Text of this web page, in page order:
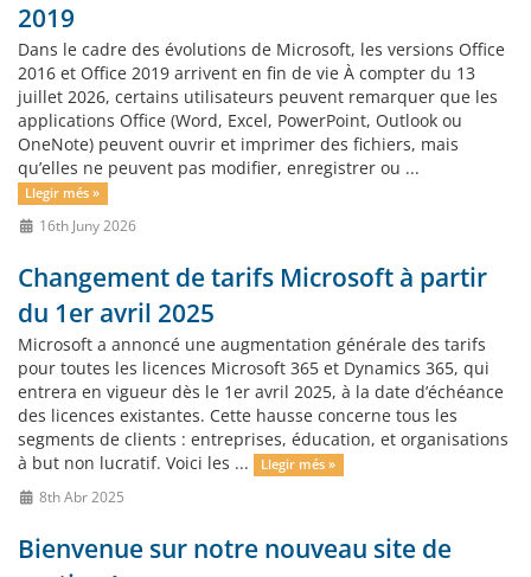
2019
Dans le cadre des évolutions de Microsoft, les versions Office
2016 et Office 2019 arrivent en fin de vie À compter du 13
juillet 2026, certains utilisateurs peuvent remarquer que les
applications Office (Word, Excel, PowerPoint, Outlook ou
OneNote) peuvent ouvrir et imprimer des fichiers, mais
qu’elles ne peuvent pas modifier, enregistrer ou ...
Llegir més »
16th Juny 2026
Changement de tarifs Microsoft à partir
du 1er avril 2025
Microsoft a annoncé une augmentation générale des tarifs
pour toutes les licences Microsoft 365 et Dynamics 365, qui
entrera en vigueur dès le 1er avril 2025, à la date d’échéance
des licences existantes. Cette hausse concerne tous les
segments de clients : entreprises, éducation, et organisations
à but non lucratif. Voici les ...
Llegir més »
8th Abr 2025
Bienvenue sur notre nouveau site de